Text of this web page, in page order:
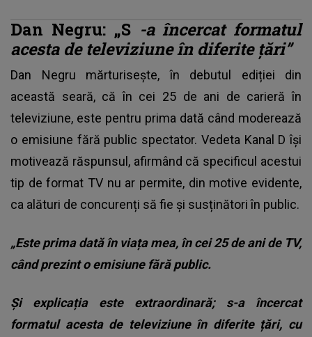
Dan Negru: „S -a încercat formatul
acesta de televiziune în diferite țări”
Dan Negru mărturisește, în debutul ediției din
această seară, că în cei 25 de ani de carieră în
televiziune, este pentru prima dată când moderează
o emisiune fără public spectator. Vedeta Kanal D își
motivează răspunsul, afirmând că specificul acestui
tip de format TV nu ar permite, din motive evidente,
ca alături de concurenți să fie și susținători în public.
„Este prima dată în viața mea, în cei 25 de ani de TV,
când prezint o emisiune fără public.
Și explicația este extraordinară; s-a încercat
formatul acesta de televiziune în diferite țări, cu